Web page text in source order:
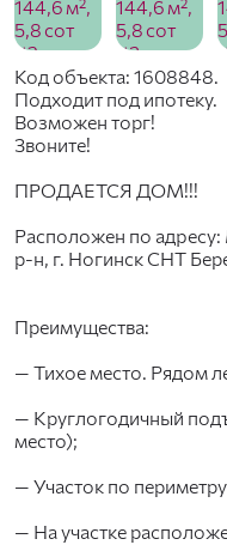
Код объекта: 1608848.
Подходит под ипотеку.
Возможен торг!
Звоните!
ПРОДАЕТСЯ ДОМ!!!
Расположен по
р-н, г. Ногинск CНТ
Преимущества:
— Тихое место. Рядом
— Круглогодичный
место);
— Участок по
— На участке